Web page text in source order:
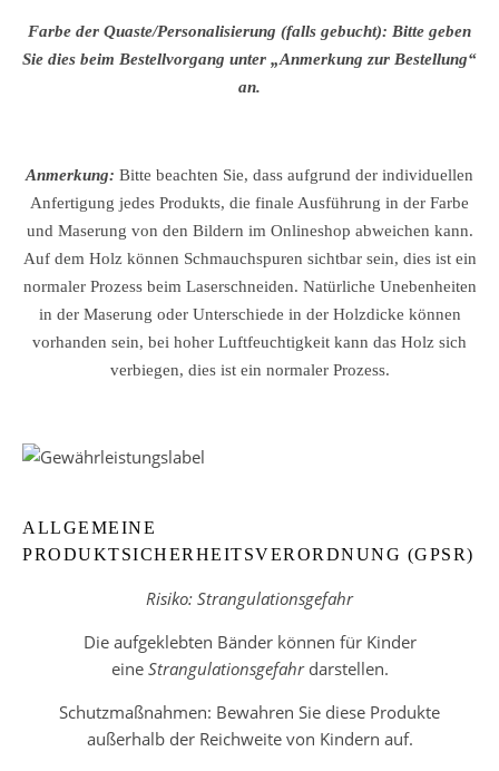
Farbe der Quaste/Personalisierung (falls gebucht): Bitte geben
Sie dies beim Bestellvorgang unter „Anmerkung zur Bestellung“
an.
Anmerkung: Bitte beachten Sie, dass aufgrund der individuellen
Anfertigung jedes Produkts, die finale Ausführung in der Farbe
und Maserung von den Bildern im Onlineshop abweichen kann.
Auf dem Holz können Schmauchspuren sichtbar sein, dies ist ein
normaler Prozess beim Laserschneiden. Natürliche Unebenheiten
in der Maserung oder Unterschiede in der Holzdicke können
vorhanden sein, bei hoher Luftfeuchtigkeit kann das Holz sich
verbiegen, dies ist ein normaler Prozess.
ALLGEMEINE
PRODUKTSICHERHEITSVERORDNUNG (GPSR)
Risiko: Strangulationsgefahr
Die aufgeklebten Bänder können für Kinder
eine Strangulationsgefahrdarstellen.
Schutzmaßnahmen: Bewahren Sie diese Produkte
außerhalb der Reichweite von Kindern auf.